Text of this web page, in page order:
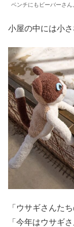
ベンチにもビーバーさん
小屋の中には小さ
「ウサギさんた
「今年はウサギ